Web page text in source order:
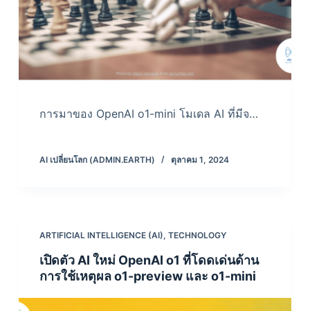
การมาของ OpenAI o1-mini โมเดล AI ที่มีจ…
AI เปลี่ยนโลก (ADMIN.EARTH) ตุลาคม 1, 2024
ARTIFICIAL INTELLIGENCE (AI), TECHNOLOGY
เปิดตัว AI ใหม่ OpenAI o1 ที่โดดเด่นด้าน
การใช้เหตุผล o1-preview และ o1-mini